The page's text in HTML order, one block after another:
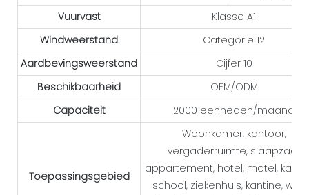
Vuurvast
Klasse A1
Windweerstand
Categorie 12
Aardbevingsweerstand
Cijfer 10
Beschikbaarheid
OEM/ODM
Capaciteit
2000 eenheden/maand
Toepassingsgebied
Woonkamer, kantoor,
vergaderruimte, slaapzaal,
appartement, hotel, motel,
school, ziekenhuis, kantine,